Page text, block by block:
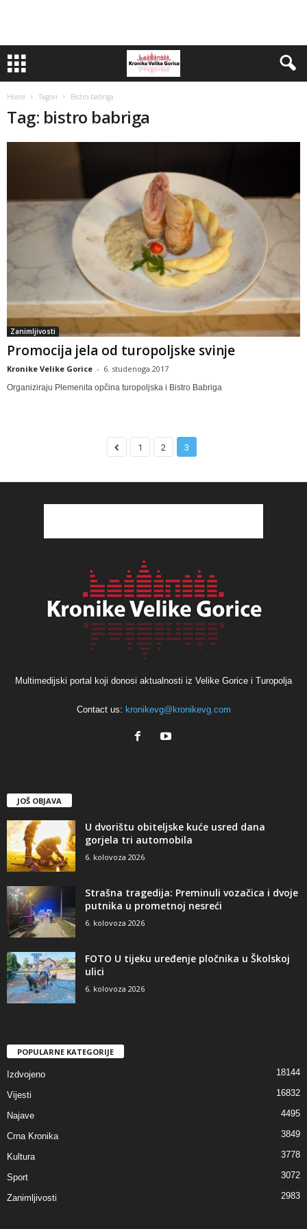
Home Tagovi Bistro babriga
Tag: bistro babriga
Zanimljivosti
Promocija jela od turopoljske svinje
Kronike Velike Gorice - 6. studenoga 2017
Organiziraju Plemenita opčina turopoljska i Bistro Babriga
1 2 3
Multimedijski portal koji donosi aktualnosti iz Velike Gorice i Turopolja
Contact us: kronikevg@kronikevg.com
JOŠ OBJAVA
U dvorištu obiteljske kuće usred dana
gorjela tri automobila
6. kolovoza 2026
Strašna tragedija: Preminuli vozačica i dvoje
putnika u prometnoj nesreći
6. kolovoza 2026
FOTO U tijeku uređenje pločnika u Školskoj
ulici
6. kolovoza 2026
POPULARNE KATEGORIJE
Izdvojeno 18144
Vijesti 16832
Najave 4495
Crna Kronika 3849
Kultura 3778
Sport 3072
Zanimljivosti 2983